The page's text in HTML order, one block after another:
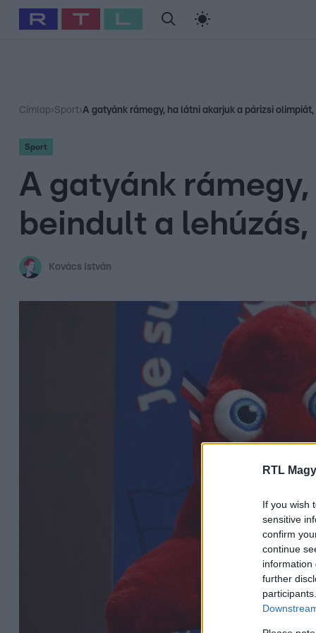
RTL
If you wish
sensitive
confirm
continue
information
further
Babits Marcella Szellő István Most Wanted
Címlap›Sport›A gatyánk rámegy, ha látni akarjuk a párizsi
Sport
A gatyánk
beindult a
Kovács István